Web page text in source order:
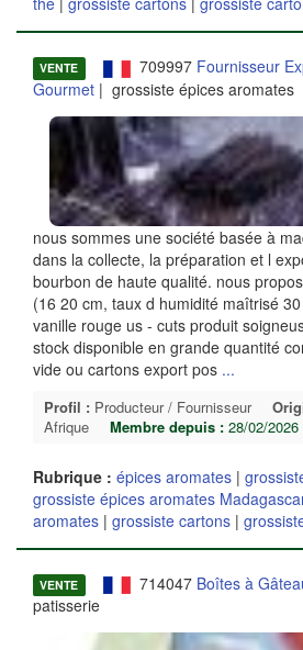
VENTE 709997 Fournisseur
Gourmet | grossiste épices aromates
nous sommes une société basée à
dans la collecte, la préparation et l
bourbon de haute qualité. nous
(16 20 cm, taux d humidité maîtrisé
vanille rouge us - cuts produit
stock disponible en grande quantité
vide ou cartons export pos ...
Profil : Producteur / Fournisseur
Afrique
Membre depuis : 28/02/2026
Rubrique : épices aromates |
grossiste épices aromates
aromates | grossiste cartons |
VENTE 714047 Boîtes à
patisserie